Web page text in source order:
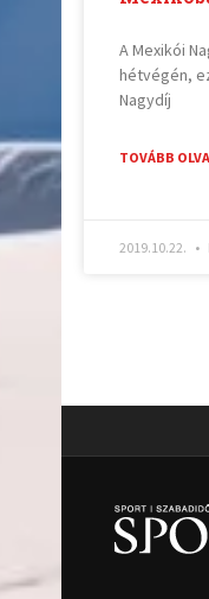
A Mexikói
hétvégén,
Nagydíj
TOVÁBB
2019.10.22.